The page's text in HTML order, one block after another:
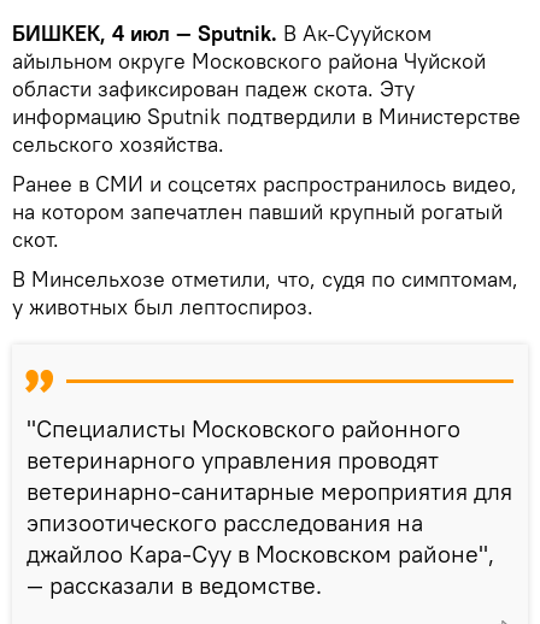
БИШКЕК, 4 июл — Sputnik. В Ак-Сууйском
айыльном округе Московского района Чуйской
области зафиксирован падеж скота. Эту
информацию Sputnik подтвердили в Министерстве
сельского хозяйства.
Ранее в СМИ и соцсетях распространилось видео,
на котором запечатлен павший крупный рогатый
скот.
В Минсельхозе отметили, что, судя по симптомам,
у животных был лептоспироз.
"Специалисты Московского районного
ветеринарного управления проводят
ветеринарно-санитарные мероприятия для
эпизоотического расследования на
джайлоо Кара-Суу в Московском районе",
— рассказали в ведомстве.